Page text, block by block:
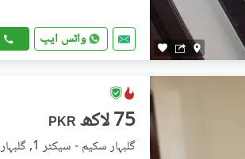
واٹس ایپ
PKR 75 لاکھ
گلبہار سکیم - سیکٹر 1, گلبہار سکیم